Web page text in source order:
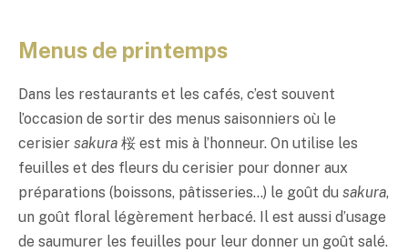
Menus de printemps
Dans les restaurants et les cafés, c’est souvent
l’occasion de sortir des menus saisonniers où le
cerisier sakura 桜 est mis à l’honneur. On utilise les
feuilles et des fleurs du cerisier pour donner aux
préparations (boissons, pâtisseries…) le goût du sakura,
un goût floral légèrement herbacé. Il est aussi d’usage
de saumurer les feuilles pour leur donner un goût salé.